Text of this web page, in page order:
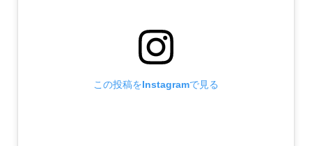
この投稿をInstagramで見る